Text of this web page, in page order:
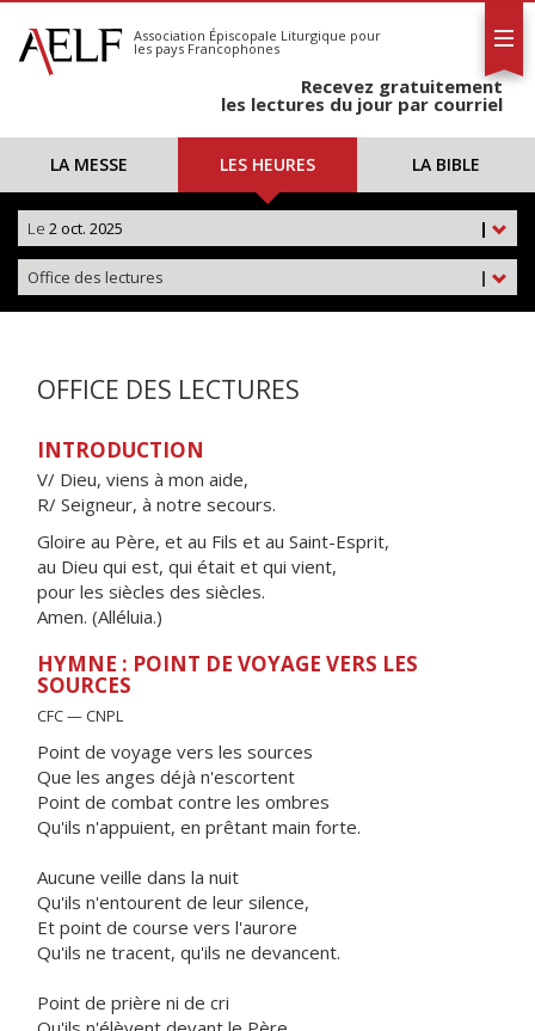
S'abonner
Calendrier
Association Épiscopale Liturgique pour
les pays Francophones
Recevez gratuitement
les lectures du jour par courriel
LA MESSE LES HEURES LA BIBLE
|
Le 2 oct. 2025
|
Office des lectures
OFFICE DES LECTURES
INTRODUCTION
V/ Dieu, viens à mon aide,
R/ Seigneur, à notre secours.
Gloire au Père, et au Fils et au Saint-Esprit,
au Dieu qui est, qui était et qui vient,
pour les siècles des siècles.
Amen. (Alléluia.)
HYMNE : POINT DE VOYAGE VERS LES
SOURCES
CFC — CNPL
Point de voyage vers les sources
Que les anges déjà n'escortent
Point de combat contre les ombres
Qu'ils n'appuient, en prêtant main forte.
Aucune veille dans la nuit
Qu'ils n'entourent de leur silence,
Et point de course vers l'aurore
Qu'ils ne tracent, qu'ils ne devancent.
Point de prière ni de cri